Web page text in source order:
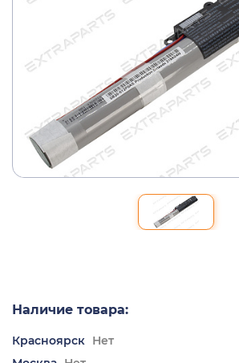
Наличие товара:
Красноярск Нет